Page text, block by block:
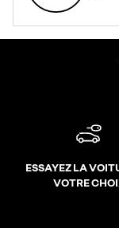
ESSAYEZ LA
VOTRE